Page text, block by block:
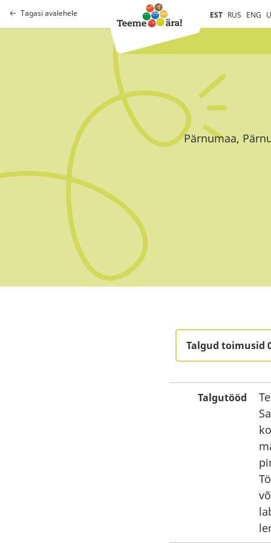
Tagasi avalehele EST RUS ENG
Pärnumaa,
Talgud toimusid
Talgutööd